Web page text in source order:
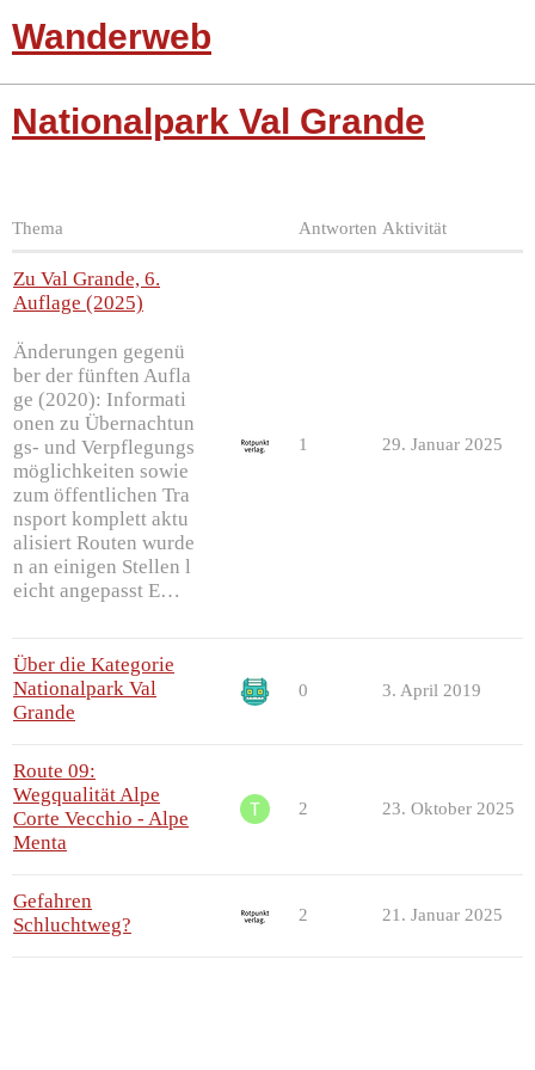
Wanderweb
Nationalpark Val Grande
Thema Antworten Aktivität
Zu Val Grande, 6.
Auflage (2025)
Änderungen gegenü
ber der fünften Aufla
ge (2020): Informati
onen zu Übernachtun
gs- und Verpflegungs
möglichkeiten sowie
zum öffentlichen Tra
nsport komplett aktu
alisiert Routen wurde
n an einigen Stellen l
eicht angepasst E…
1 29. Januar 2025
Über die Kategorie
Nationalpark Val
Grande
0 3. April 2019
Route 09:
Wegqualität Alpe
Corte Vecchio - Alpe
Menta
2 23. Oktober 2025
Gefahren
Schluchtweg?
2 21. Januar 2025